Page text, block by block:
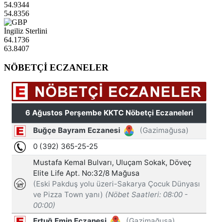
54.9344
54.8356
İngiliz Sterlini
64.1736
63.8407
NÖBETÇİ ECZANELER